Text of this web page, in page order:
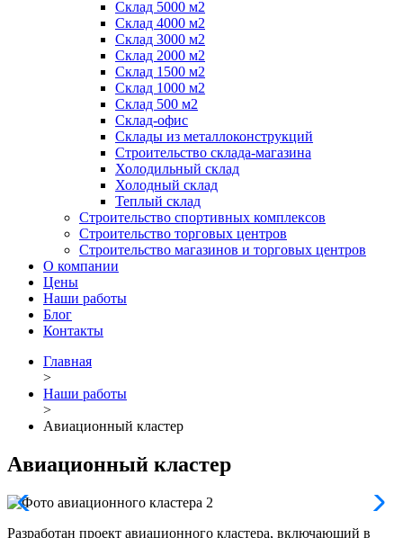
Склад 5000 м2
Склад 4000 м2
Склад 3000 м2
Склад 2000 м2
Склад 1500 м2
Склад 1000 м2
Склад 500 м2
Склад-офис
Склады из металлоконструкций
Строительство склада-магазина
Холодильный склад
Холодный склад
Теплый склад
Строительство спортивных комплексов
Строительство торговых центров
Строительство магазинов и торговых центров
О компании
Цены
Наши работы
Блог
Контакты
Главная
>
Наши работы
>
Авиационный кластер
Авиационный кластер
Разработан проект авиационного кластера, включающий в